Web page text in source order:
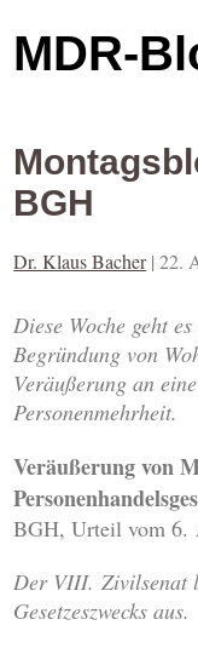
MDR-
BGH
Dr. Klaus Bacher |22.
Diese Woche geht
Begründung von
Veräußerung an
Personenmehrheit.
Veräußerung von
BGH, Urteil vom 6.
Der VIII. Zivilsenat
Gesetzeszwecks aus.